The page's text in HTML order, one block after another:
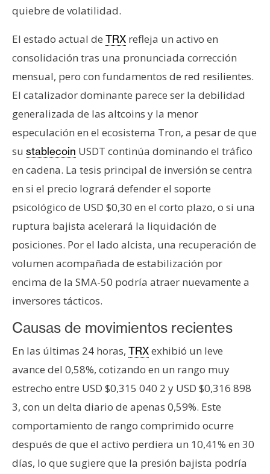
o
n
a
c
t
o
P
u
b
l
c
i
d
a
quiebre de volatilidad.
El estado actual de TRX refleja un activo en
consolidación tras una pronunciada corrección
mensual, pero con fundamentos de red resilientes.
El catalizador dominante parece ser la debilidad
generalizada de las altcoins y la menor
especulación en el ecosistema Tron, a pesar de que
su stablecoin USDT continúa dominando el tráfico
en cadena. La tesis principal de inversión se centra
en si el precio logrará defender el soporte
psicológico de USD $0,30 en el corto plazo, o si una
ruptura bajista acelerará la liquidación de
posiciones. Por el lado alcista, una recuperación de
volumen acompañada de estabilización por
encima de la SMA-50 podría atraer nuevamente a
inversores tácticos.
Causas de movimientos recientes
En las últimas 24 horas, TRXexhibió un leve
avance del 0,58%, cotizando en un rango muy
estrecho entre USD $0,315 040 2 y USD $0,316 898
3, con un delta diario de apenas 0,59%. Este
comportamiento de rango comprimido ocurre
después de que el activo perdiera un 10,41% en 30
días, lo que sugiere que la presión bajista podría